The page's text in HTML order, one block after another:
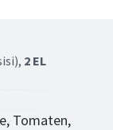
2 EL
Tomaten,